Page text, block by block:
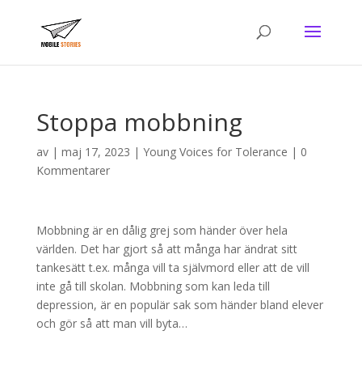
Stoppa mobbning
av | maj 17, 2023 | Young Voices for Tolerance | 0
Kommentarer
Mobbning är en dålig grej som händer över hela
världen. Det har gjort så att många har ändrat sitt
tankesätt t.ex. många vill ta självmord eller att de vill
inte gå till skolan. Mobbning som kan leda till
depression, är en populär sak som händer bland elever
och gör så att man vill byta…